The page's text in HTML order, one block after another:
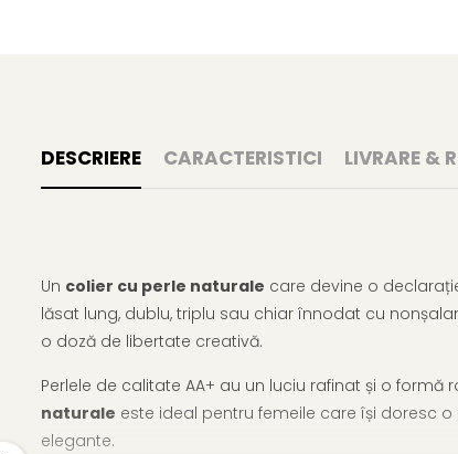
DESCRIERE CARACTERISTICI LIVRARE &
Un colier cu perle naturale care devine o
lăsat lung, dublu, triplu sau chiar înnodat cu
o doză de libertate creativă.
Perlele de calitate AA+ au un luciu rafinat și o
naturale este ideal pentru femeile care își doresc
elegante.